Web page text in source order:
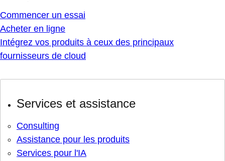
Commencer un essai
Acheter en ligne
Intégrez vos produits à ceux des principaux
fournisseurs de cloud
Services et assistance
Consulting
Assistance pour les produits
Services pour l'IA